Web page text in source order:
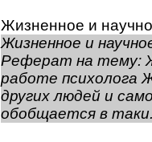
Жизненное и
Жизненное и
Реферат на тему:
работе психолога
других людей и
обобщается в